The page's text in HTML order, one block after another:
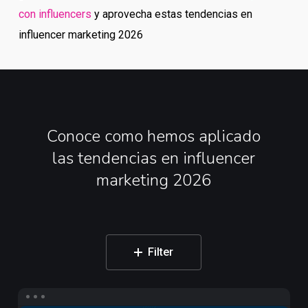
con influencers y aprovecha estas tendencias en
influencer marketing 2026
Conoce como hemos aplicado
las tendencias en influencer
marketing 2026
Filter